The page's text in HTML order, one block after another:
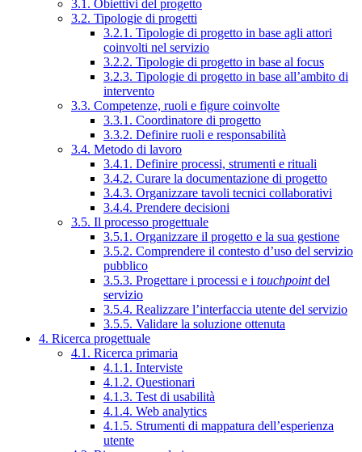
3.1. Obiettivi del progetto
3.2. Tipologie di progetti
3.2.1. Tipologie di progetto in base agli attori
coinvolti nel servizio
3.2.2. Tipologie di progetto in base al focus
3.2.3. Tipologie di progetto in base all’ambito di
intervento
3.3. Competenze, ruoli e figure coinvolte
3.3.1. Coordinatore di progetto
3.3.2. Definire ruoli e responsabilità
3.4. Metodo di lavoro
3.4.1. Definire processi, strumenti e rituali
3.4.2. Curare la documentazione di progetto
3.4.3. Organizzare tavoli tecnici collaborativi
3.4.4. Prendere decisioni
3.5. Il processo progettuale
3.5.1. Organizzare il progetto e la sua gestione
3.5.2. Comprendere il contesto d’uso del servizio
pubblico
3.5.3. Progettare i processi e i touchpointdel
servizio
3.5.4. Realizzare l’interfaccia utente del servizio
3.5.5. Validare la soluzione ottenuta
4. Ricerca progettuale
4.1. Ricerca primaria
4.1.1. Interviste
4.1.2. Questionari
4.1.3. Test di usabilità
4.1.4. Web analytics
4.1.5. Strumenti di mappatura dell’esperienza
utente